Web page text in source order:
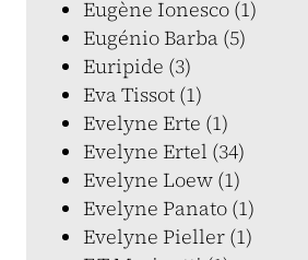
Eugène Ionesco (1)
Eugénio Barba (5)
Euripide (3)
Eva Tissot (1)
Evelyne Erte (1)
Evelyne Ertel (34)
Evelyne Loew (1)
Evelyne Panato (1)
Evelyne Pieller (1)